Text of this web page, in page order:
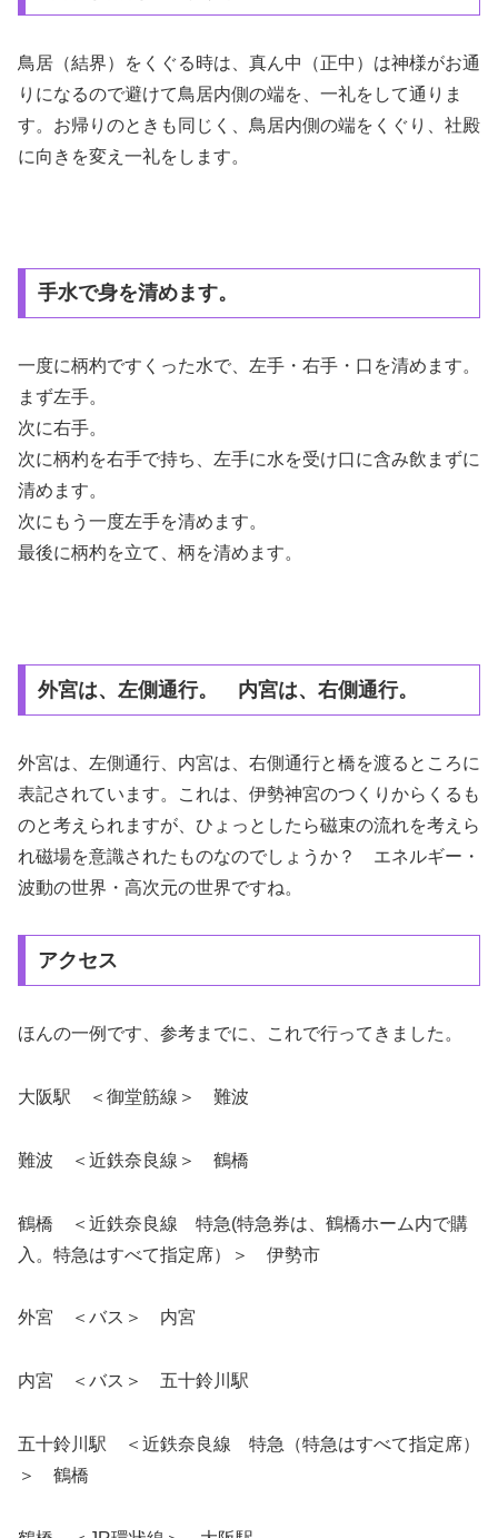
鳥居（結界）をくぐる時は、真ん中（正中）は神様がお通
りになるので避けて鳥居内側の端を、一礼をして通りま
す。お帰りのときも同じく、鳥居内側の端をくぐり、社殿
に向きを変え一礼をします。
手水で身を清めます。
一度に柄杓ですくった水で、左手・右手・口を清めます。
まず左手。
次に右手。
次に柄杓を右手で持ち、左手に水を受け口に含み飲まずに
清めます。
次にもう一度左手を清めます。
最後に柄杓を立て、柄を清めます。
外宮は、左側通行。 内宮は、右側通行。
外宮は、左側通行、内宮は、右側通行と橋を渡るところに
表記されています。これは、伊勢神宮のつくりからくるも
のと考えられますが、ひょっとしたら磁束の流れを考えら
れ磁場を意識されたものなのでしょうか？ エネルギー・
波動の世界・高次元の世界ですね。
アクセス
ほんの一例です、参考までに、これで行ってきました。
大阪駅 ＜御堂筋線＞ 難波
難波 ＜近鉄奈良線＞ 鶴橋
鶴橋 ＜近鉄奈良線 特急(特急券は、鶴橋ホーム内で購
入。特急はすべて指定席）＞ 伊勢市
外宮 ＜バス＞ 内宮
内宮 ＜バス＞ 五十鈴川駅
五十鈴川駅 ＜近鉄奈良線 特急（特急はすべて指定席）
＞ 鶴橋